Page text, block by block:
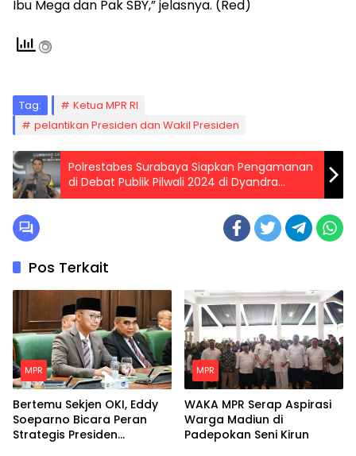
Ibu Mega dan Pak SBY,” jelasnya. (Red)
Tag:
Ketua MPR RI
pelantikan Presiden dan Wakil Presiden
Polrestabes Surabaya Siapkan Pengamanan
di Debat Publik Pilwali 2024 di Dyandra
Convention Center
Pos Terkait
MPR
Bertemu Sekjen OKI, Eddy
Soeparno Bicara Peran
Strategis Presiden
MPR
WAKA MPR Serap Aspirasi
Warga Madiun di
Padepokan Seni Kirun